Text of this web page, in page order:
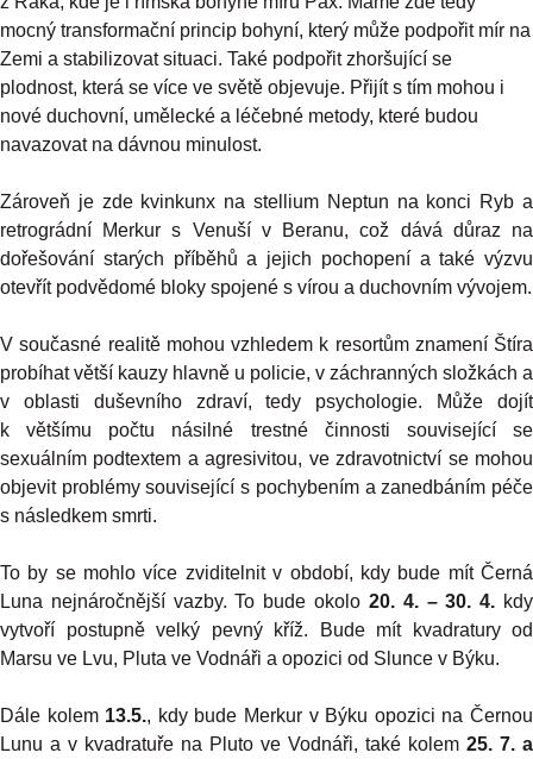
mocný transformační princip bohyní, který může podpořit mír na
Zemi a stabilizovat situaci. Také podpořit zhoršující se
plodnost, která se více ve světě objevuje. Přijít s tím mohou i
nové duchovní, umělecké a léčebné metody, které budou
navazovat na dávnou minulost.
Zároveň je zde kvinkunx na stellium Neptun na konci Ryb a
retrográdní Merkur s Venuší v Beranu, což dává důraz na
dořešování starých příběhů a jejich pochopení a také výzvu
otevřít podvědomé bloky spojené s vírou a duchovním vývojem.
V současné realitě mohou vzhledem k resortům znamení Štíra
probíhat větší kauzy hlavně u policie, v záchranných složkách a
v oblasti duševního zdraví, tedy psychologie. Může dojít
k většímu počtu násilné trestné činnosti související se
sexuálním podtextem a agresivitou, ve zdravotnictví se mohou
objevit problémy související s pochybením a zanedbáním péče
s následkem smrti.
To by se mohlo více zviditelnit v období, kdy bude mít Černá
Luna nejnáročnější vazby. To bude okolo 20. 4. – 30. 4. kdy
vytvoří postupně velký pevný kříž. Bude mít kvadratury od
Marsu ve Lvu, Pluta ve Vodnáři a opozici od Slunce v Býku.
Dále kolem13.5., kdy bude Merkur v Býku opozici na Černou
Lunu a v kvadratuře na Pluto ve Vodnáři, také kolem 25. 7. a